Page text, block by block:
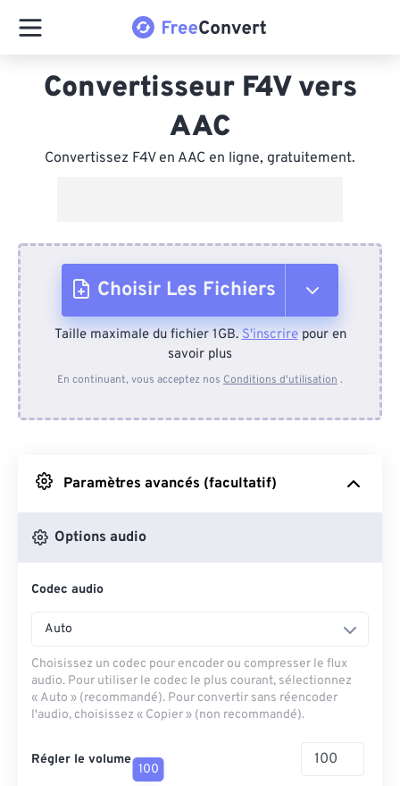
Convertisseur F4V vers
AAC
Convertissez F4V en AAC en ligne, gratuitement.
Choisir Les Fichiers
Depuis l'appareil
Depuis Google Drive
Depuis OneDrive
Taille maximale du fichier 1GB.S'inscrirepour en
savoir plus
En continuant, vous acceptez nos Conditions d'utilisation .
Paramètres avancés (facultatif)
Options audio
Codec audio
Auto
Choisissez un codec pour encoder ou compresser le flux
audio. Pour utiliser le codec le plus courant, sélectionnez
« Auto » (recommandé). Pour convertir sans réencoder
l'audio, choisissez « Copier » (non recommandé).
Régler le volume
100